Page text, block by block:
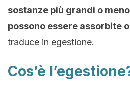
sostanze più grandi o
possono essere assorbite
traduce in egestione.
Cos’è